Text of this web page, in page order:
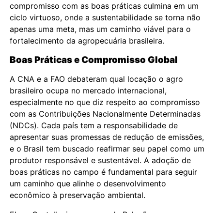
compromisso com as boas práticas culmina em um
ciclo virtuoso, onde a sustentabilidade se torna não
apenas uma meta, mas um caminho viável para o
fortalecimento da agropecuária brasileira.
Boas Práticas e Compromisso Global
A CNA e a FAO debateram qual locação o agro
brasileiro ocupa no mercado internacional,
especialmente no que diz respeito ao compromisso
com as Contribuições Nacionalmente Determinadas
(NDCs). Cada país tem a responsabilidade de
apresentar suas promessas de redução de emissões,
e o Brasil tem buscado reafirmar seu papel como um
produtor responsável e sustentável. A adoção de
boas práticas no campo é fundamental para seguir
um caminho que alinhe o desenvolvimento
econômico à preservação ambiental.